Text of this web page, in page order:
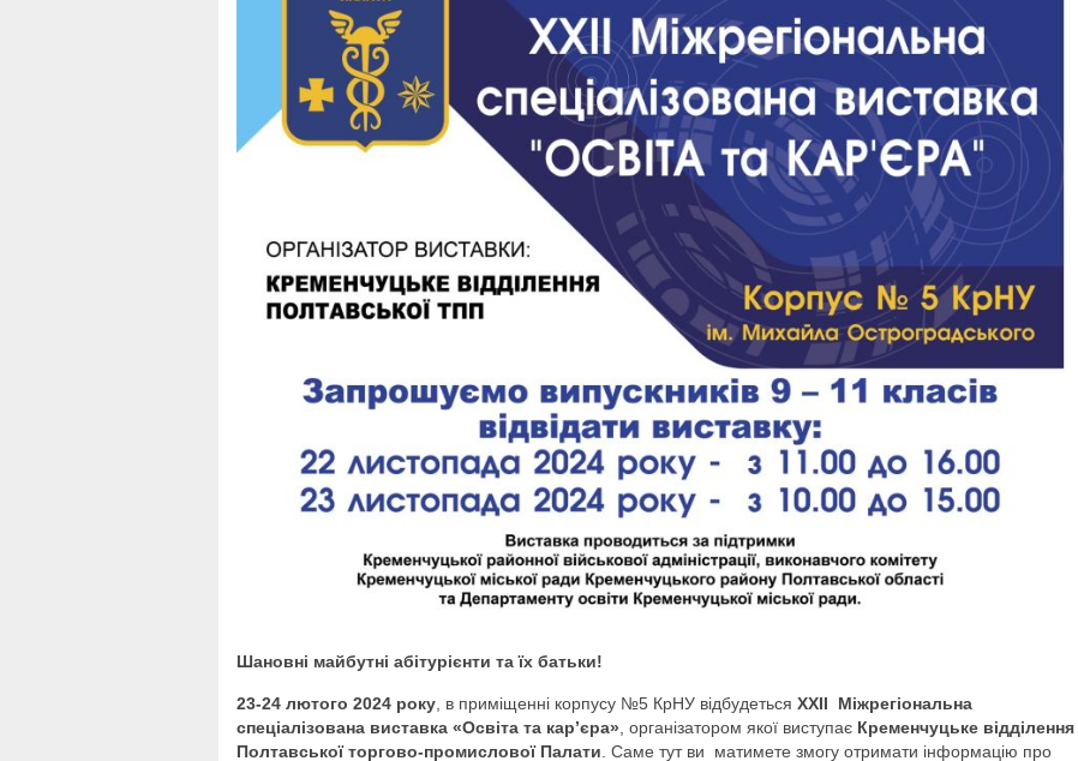
Шановні майбутні абітурієнти та їх батьки!
23-24 лютого 2024 року , в приміщенні корпусу №5 КрНУ відбудеться XXIІ Міжрегіональна
спеціалізована виставка «Освіта та кар’єра» , організатором якої виступає Кременчуцьке відділення
Полтавської торгово-промислової Палати . Саме тут ви матимете змогу отримати інформацію про